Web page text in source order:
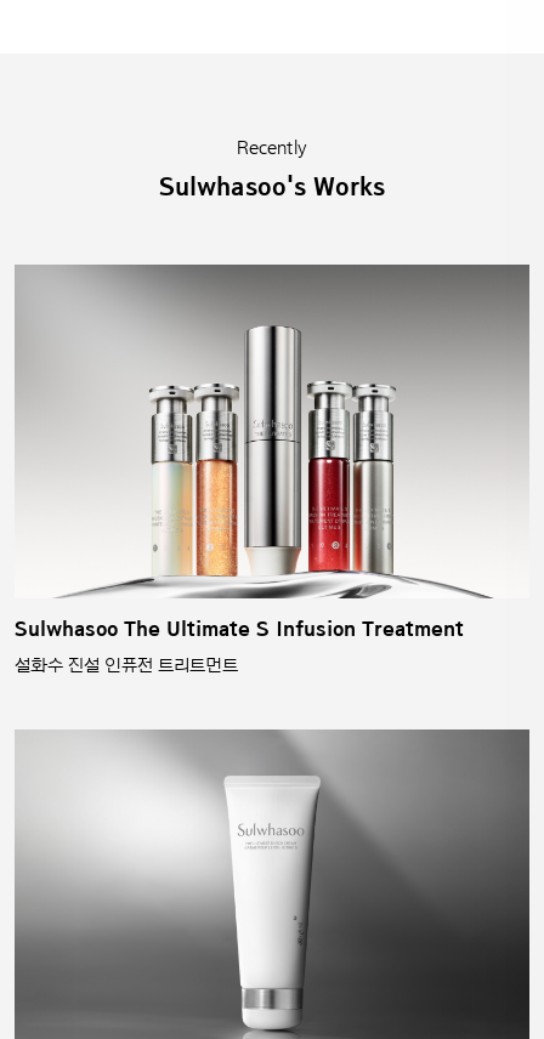
Recently
Sulwhasoo's Works
Sulwhasoo The Ultimate S Infusion Treatment
설화수 진설 인퓨전 트리트먼트